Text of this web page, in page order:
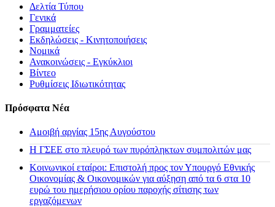
Δελτία Τύπου
Γενικά
Γραμματείες
Εκδηλώσεις - Κινητοποιήσεις
Νομικά
Ανακοινώσεις - Εγκύκλιοι
Βίντεο
Ρυθμίσεις Ιδιωτικότητας
Πρόσφατα Νέα
Αμοιβή αργίας 15ης Αυγούστου
H ΓΣΕΕ στο πλευρό των πυρόπληκτων συμπολιτών μας
Κοινωνικοί εταίροι: Επιστολή προς τον Υπουργό Εθνικής
Οικονομίας & Οικονομικών για αύξηση από τα 6 στα 10
ευρώ του ημερήσιου ορίου παροχής σίτισης των
εργαζόμενων